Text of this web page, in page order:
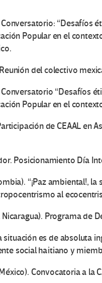
Conversatorio: “Desafíos
Popular en el
del colectivo
Conversatorio “Desafíos
Popular en el
de CEAAL en
Posicionamiento Día
“¡Paz ambiental!,
al
Nicaragua). Programa de
situación es de absoluta
social haitiano y
Convocatoria a la